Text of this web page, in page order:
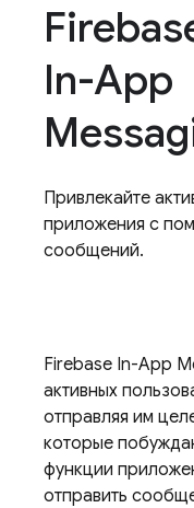
In-App
Привлекайте
приложения с
сообщений.
Firebase In-App
активных
отправляя им
которые
функции
отправить